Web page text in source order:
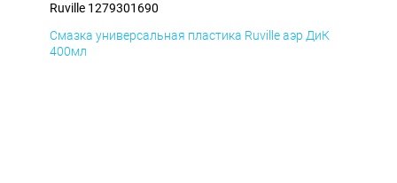
Ruville 1279301690
Смазка универсальная пластика Ruville аэр ДиК
400мл